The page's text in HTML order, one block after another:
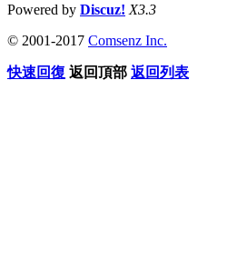
Powered by Discuz! X3.3
© 2001-2017 Comsenz Inc.
快速回復 返回頂部 返回列表